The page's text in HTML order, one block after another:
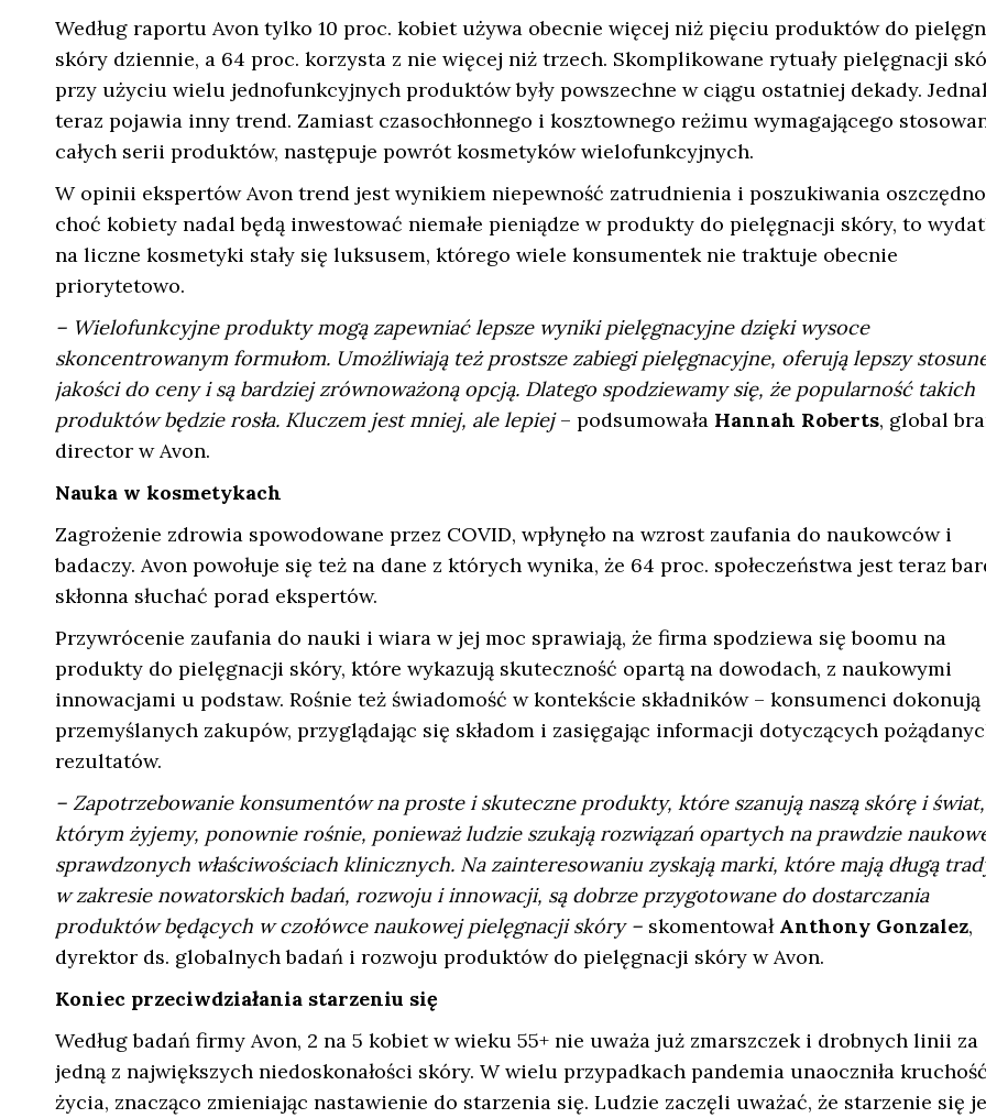
Według raportu Avon tylko 10 proc. kobiet używa obecnie więcej niż pięciu produktów do
skóry dziennie, a 64 proc. korzysta z nie więcej niż trzech. Skomplikowane rytuały pielęgnacji
przy użyciu wielu jednofunkcyjnych produktów były powszechne w ciągu ostatniej dekady.
teraz pojawia inny trend. Zamiast czasochłonnego i kosztownego reżimu wymagającego
całych serii produktów, następuje powrót kosmetyków wielofunkcyjnych.
W opinii ekspertów Avon trend jest wynikiem niepewność zatrudnienia i poszukiwania
choć kobiety nadal będą inwestować niemałe pieniądze w produkty do pielęgnacji skóry, to
na liczne kosmetyki stały się luksusem, którego wiele konsumentek nie traktuje obecnie
priorytetowo.
– Wielofunkcyjne produkty mogą zapewniać lepsze wyniki pielęgnacyjne dzięki wysoce
skoncentrowanym formułom. Umożliwiają też prostsze zabiegi pielęgnacyjne, oferują lepszy
jakości do ceny i są bardziej zrównoważoną opcją. Dlatego spodziewamy się, że popularność takich
produktów będzie rosła. Kluczem jest mniej, ale lepiej– podsumowała Hannah Roberts, global
director w Avon.
Nauka w kosmetykach
Zagrożenie zdrowia spowodowane przez COVID, wpłynęło na wzrost zaufania do naukowców i
badaczy. Avon powołuje się też na dane z których wynika, że 64 proc. społeczeństwa jest teraz
skłonna słuchać porad ekspertów.
Przywrócenie zaufania do nauki i wiara w jej moc sprawiają, że firma spodziewa się boomu na
produkty do pielęgnacji skóry, które wykazują skuteczność opartą na dowodach, z naukowymi
innowacjami u podstaw. Rośnie też świadomość w kontekście składników – konsumenci dokonują
przemyślanych zakupów, przyglądając się składom i zasięgając informacji dotyczących
rezultatów.
– Zapotrzebowanie konsumentów na proste i skuteczne produkty, które szanują naszą skórę i
którym żyjemy, ponownie rośnie, ponieważ ludzie szukają rozwiązań opartych na prawdzie
sprawdzonych właściwościach klinicznych. Na zainteresowaniu zyskają marki, które mają długą
w zakresie nowatorskich badań, rozwoju i innowacji, są dobrze przygotowane do dostarczania
produktów będących w czołówce naukowej pielęgnacji skóry – skomentował Anthony Gonzalez,
dyrektor ds. globalnych badań i rozwoju produktów do pielęgnacji skóry w Avon.
Koniec przeciwdziałania starzeniu się
Według badań firmy Avon, 2 na 5 kobiet w wieku 55+ nie uważa już zmarszczek i drobnych linii za
jedną z największych niedoskonałości skóry. W wielu przypadkach pandemia unaoczniła
życia, znacząco zmieniając nastawienie do starzenia się. Ludzie zaczęli uważać, że starzenie się